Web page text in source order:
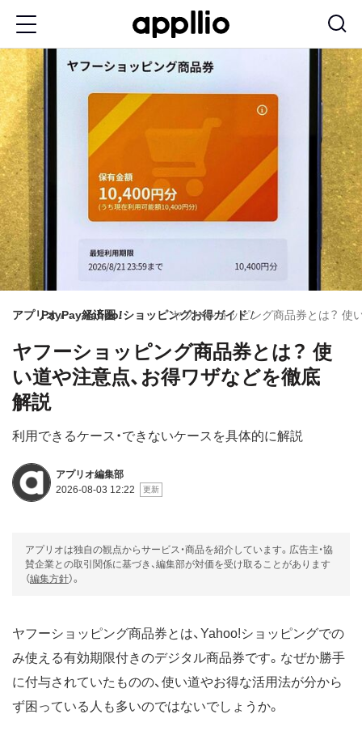
ン
コ
ン
テ
ン
ツ
に
移
動
アプリオPayPay経済圏Yahoo!ショッピングお得ガイドヤフーショッピング商品券とは？ 使
ヤフーショッピング商品券とは？ 使
い道や注意点、お得ワザなどを徹底
解説
利用できるケース・できないケースを具体的に解説
アプリオ編集部
2026-08-03 12:22
アプリオは独自の観点からサービス・商品を紹介しています。広告主・協
賛企業との取引関係に基づき、編集部が対価を受け取ることがあります
（編集方針）。
ヤフーショッピング商品券とは、Yahoo!ショッピングでの
み使える有効期限付きのデジタル商品券です。なぜか勝手
に付与されていたものの、使い道やお得な活用法が分から
ず困っている人も多いのではないでしょうか。